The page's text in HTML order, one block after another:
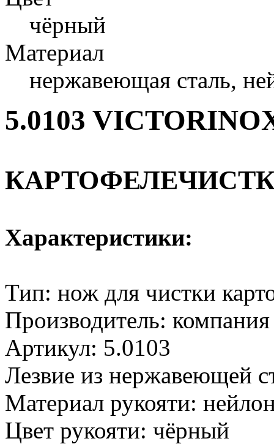
чёрный
Материал
нержавеющая сталь,
5.0103
Характеристики:
Тип: нож для чистки
Производитель:
Артикул: 5.0103
Лезвие из нержавеющей
Материал рукояти:
Цвет рукояти: чёрный